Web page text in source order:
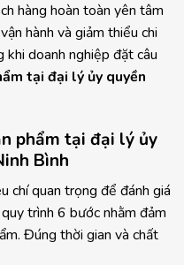
hàng hoàn toàn yên tâm
hành và giảm thiểu chi
doanh nghiệp đặt câu
tại đại lý ủy quyền
phẩm tại đại lý ủy
Bình
chí quan trọng để đánh giá
trình 6 bước nhằm đảm
Đúng thời gian và chất